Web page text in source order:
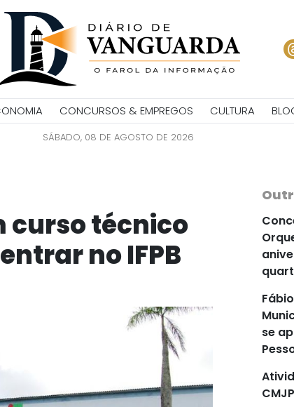
CONCURSOS & EMPREGOS CULTURA
SÁBADO, 08 DE AGOSTO DE 2026
curso técnico
no IFPB
se
CMJP